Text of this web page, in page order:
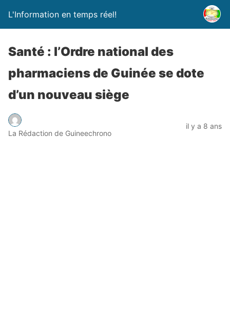
L'Information en temps réel!
Santé : l’Ordre national des
pharmaciens de Guinée se dote
d’un nouveau siège
La Rédaction de Guineechrono
il y a 8 ans